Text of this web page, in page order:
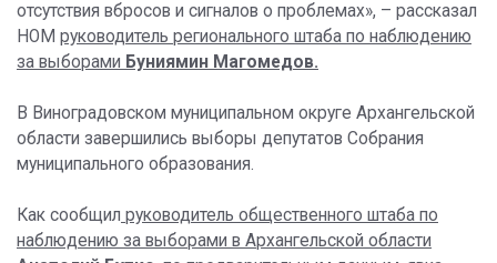
отсутствия вбросов и сигналов о проблемах», – рассказал
НОМ руководитель регионального штаба по наблюдению
за выборами Буниямин Магомедов.
В Виноградовском муниципальном округе Архангельской
области завершились выборы депутатов Собрания
муниципального образования.
Как сообщил руководитель общественного штаба по
наблюдению за выборами в Архангельской области